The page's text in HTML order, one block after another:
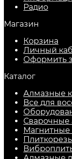
Радио
Магазин
Корзина
Личный
Оформить
Каталог
Алмазные
Все для
Сварочные
Магнитные